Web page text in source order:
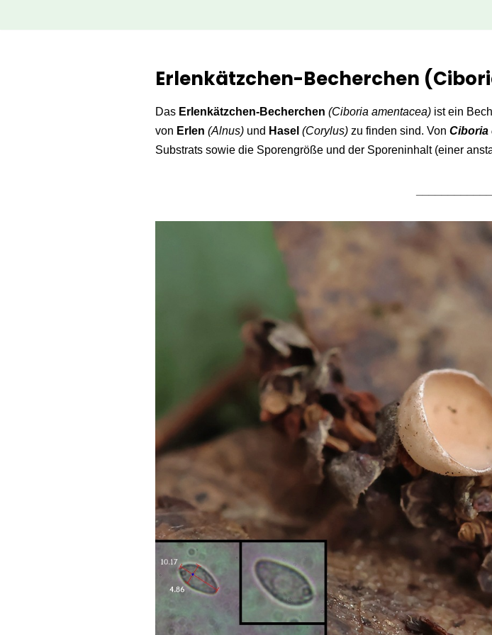
Erlenkätzchen-Becherchen
Das Erlenkätzchen-Becherchen (Ciboria amentacea) ist ein
von Erlen (Alnus) und Hasel (Corylus) zu finden sind. Von Ciboria
Substrats sowie die Sporengröße und der Sporeninhalt (einer